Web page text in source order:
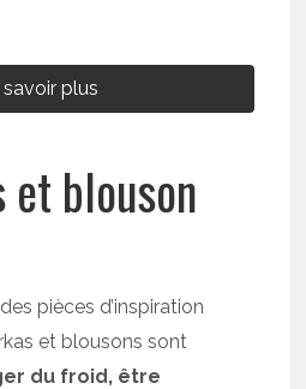
savoir plus
et blouson
pièces d’inspiration
et blousons sont
du froid, être